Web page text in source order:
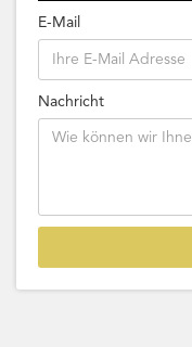
E-Mail
Nachricht